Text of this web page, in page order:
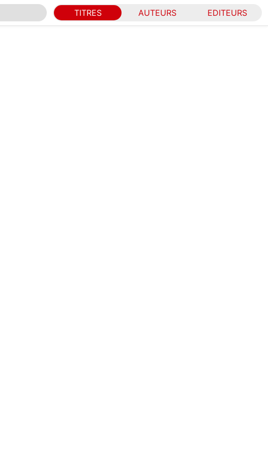
TITRES AUTEURS EDITEURS